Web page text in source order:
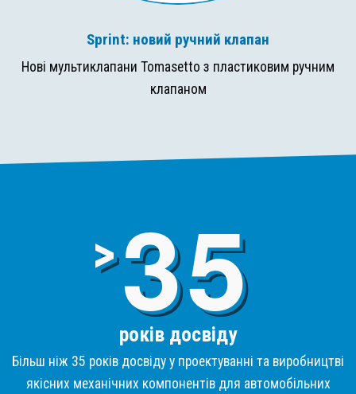
Sprint: новий ручний клапан
Нові мультиклапани Tomasetto з пластиковим ручним
клапаном
>3
років досвіду
Більш ніж 35 років досвіду у проектуванні та виробництві
якісних механічних компонентів для автомобільних